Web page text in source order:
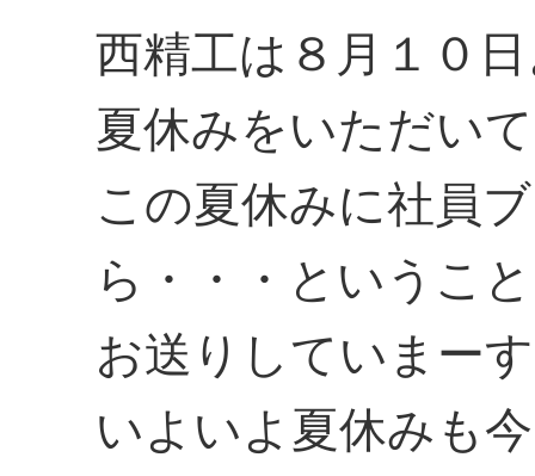
西精工は８月１０
夏休みをいただい
この夏休みに社員
ら・・・というこ
お送りしていまー
いよいよ夏休みも